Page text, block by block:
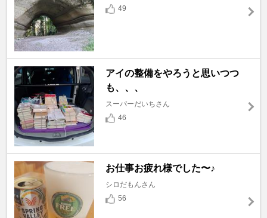
49
アイの整備をやろうと思いつつ
も、、、
スーパーだいちさん
46
お仕事お疲れ様でした〜♪
シロだもんさん
56